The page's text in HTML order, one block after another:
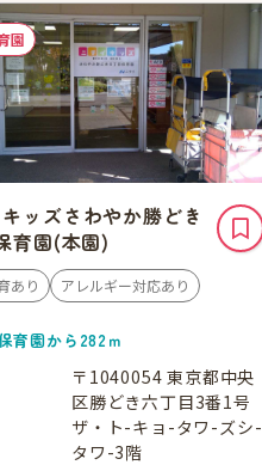
園
ッズさわやか勝どき
育園(本園)
あり アレルギー対応あり
育園から 282ｍ
〒1040054 東京都中央
区勝どき六丁目3番1号
ザ・ト-キョ-タワ-ズシ-
タワ-3階